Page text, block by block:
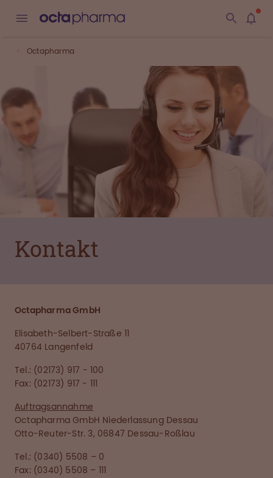
Octapharma
Kontakt
Octapharma GmbH
Elisabeth-Selbert-Straße 11
40764 Langenfeld
Tel.: (02173) 917 - 100
Fax: (02173) 917 - 111
Auftragsannahme
Octapharma GmbH Niederlassung Dessau
Otto-Reuter-Str. 3, 06847 Dessau-Roßlau
Tel.: (0340) 5508 – 0
Fax: (0340) 5508 – 111